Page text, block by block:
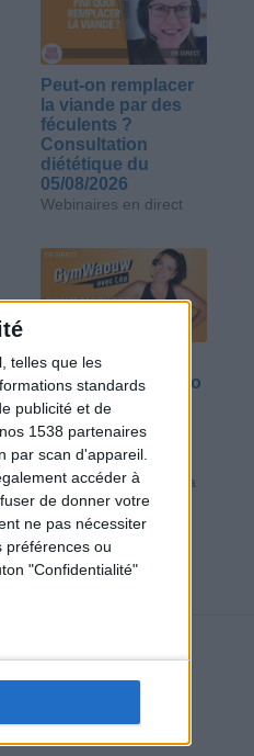
telles que les
standards
publicité et de
1538 partenaires
par scan d'appareil.
accéder à
de donner votre
ne pas nécessiter
préférences ou
"Confidentialité"
Peut-on remplacer
la viande par des
féculents ?
Consultation
diététique du
05/08/2026
Webinaires en direct
Bas du Corps en
Feu : 30 min Cardio
+ Renfo Muscu |
GymWaouw 8H
avec Léa du
03/09/2025
Sport pour maigrir à la
maison
Nouveautés